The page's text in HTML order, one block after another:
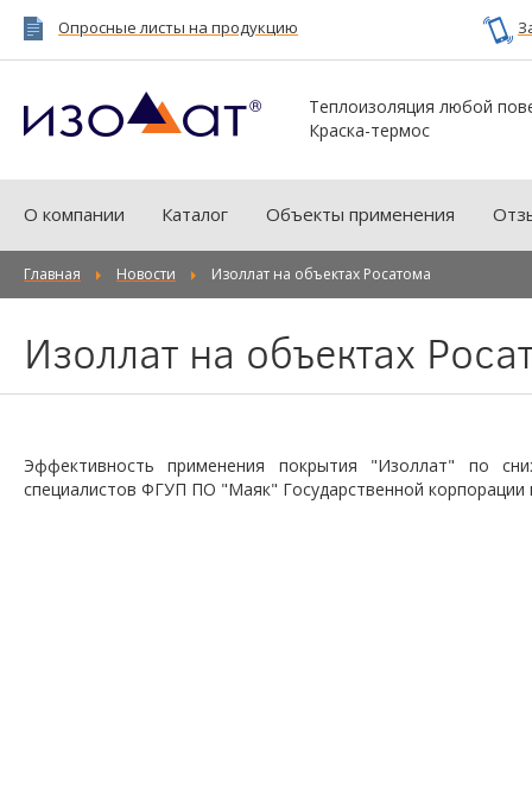
Опросные листы на продукцию
Теплоизоляция любой
Краска-термос
О компании Каталог Объекты применения
Главная Новости Изоллат на объектах Росатома
Изоллат на объектах
Эффективность применения покрытия "Изоллат" по
специалистов ФГУП ПО "Маяк" Государственной